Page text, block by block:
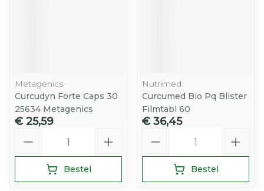
Metagenics
Curcudyn Forte Caps 30
25634 Metagenics
€ 25,59
Bestel
Nutrimed
Curcumed Bio Pq Blister
Filmtabl 60
€ 36,45
Bestel